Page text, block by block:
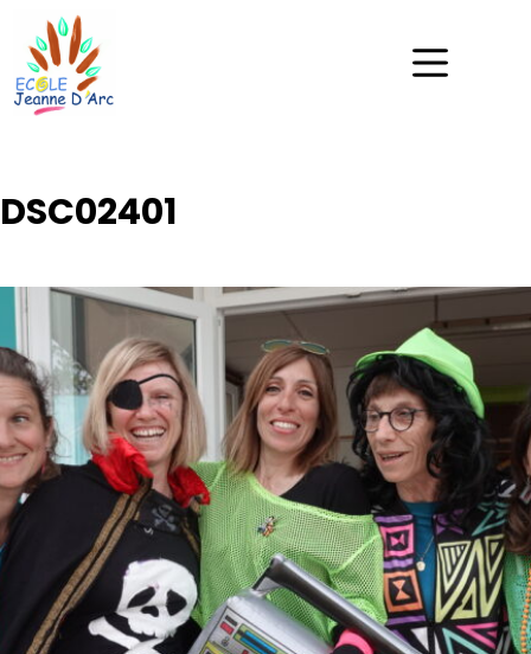
DSC02401